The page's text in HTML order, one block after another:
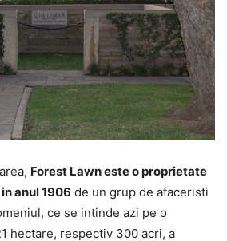
Forest Lawn este o proprietate
anul 1906 de un grup de afaceristi
ce se intinde azi pe o
hectare, respectiv 300 acri, a